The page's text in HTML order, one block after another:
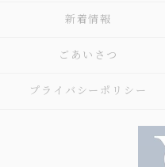
新着情報
ごあいさつ
プライバシーポリシー